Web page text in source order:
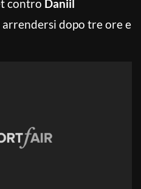
contro Daniil
dopo tre ore e